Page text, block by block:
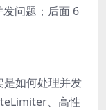
问题；后面 6
是如何处理并发
、高性